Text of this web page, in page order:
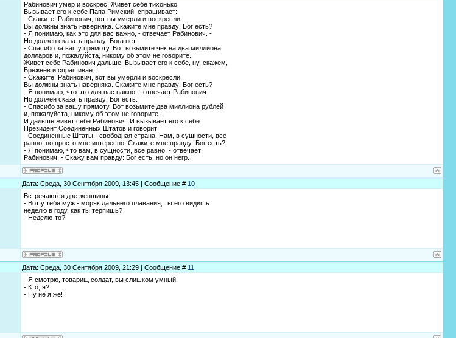
Рабинович умер и воскрес. Живет себе тихонько.
Вызывает его к себе Папа Римский, спрашивает:
- Скажите, Рабинович, вот вы умерли и воскресли,
Вы должны знать наверняка. Скажите мне правду: Бог есть?
- Я понимаю, как это для вас важно, - отвечает Рабинович. -
Но должен сказать правду: Бога нет.
- Спасибо за вашу прямоту. Вот возьмите чек на два миллиона
долларов и, пожалуйста, никому об этом не говорите.
Живет себе Рабинович дальше. Вызывает его к себе, ну, скажем,
Брежнев и спрашивает:
- Скажите, Рабинович, вот вы умерли и воскресли,
Вы должны знать наверняка. Скажите мне правду: Бог есть?
- Я понимаю, что это для вас важно. - отвечает Рабинович. -
Но должен сказать правду: Бог есть.
- Спасибо за вашу прямоту. Вот возьмите два миллиона рублей
и, пожалуйста, никому об этом не говорите.
И дальше живет себе Рабинович. И вызывает его к себе
Президент Соединенных Штатов и говорит:
- Соединенные Штаты - свободная страна. Нам, в сущности, все
равно, но просто мне интересно. Скажите мне правду: Бог есть?
- Я понимаю, что вам, в сущности, все равно, - отвечает
Рабинович. - Скажу вам правду: Бог есть, но он негр.
Дата: Среда, 30 Сентября 2009, 13:45 | Сообщение # 10
Встречаются две женщины:
- Вот у тебя муж - моряк дальнего плавания, ты его видишь
неделю в году, как ты терпишь?
- Неделю-то?
Дата: Среда, 30 Сентября 2009, 21:29 | Сообщение # 11
- Я смотрю, товарищ солдат, вы слишком умный.
- Кто, я?
- Ну не я же!